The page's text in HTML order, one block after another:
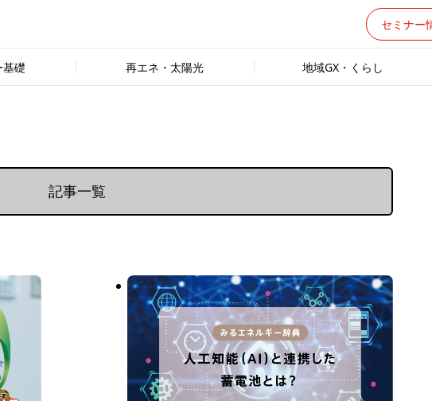
セミナー
基礎 再エネ・太陽光 地域GX・くらし
記事一覧